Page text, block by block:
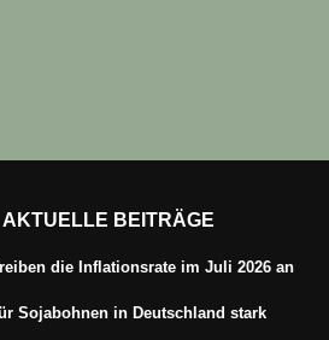
AKTUELLE BEITRÄGE
die Inflationsrate im Juli 2026 an
Sojabohnen in Deutschland stark